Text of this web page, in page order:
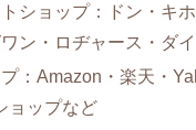
ショップ：ドン・キ
ン・ロヂャース・ダ
：Amazon・楽天・
ョップなど